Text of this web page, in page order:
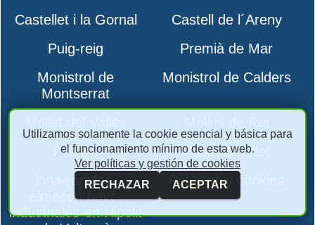
Castellet i la Gornal
Castell de l´Areny
Puig-reig
Premià de Mar
Monistrol de
Montserrat
Monistrol de Calders
Polinyà
Pobla de Lillet
lona-rapidas-
almacen-nave-
industriales-en Hipòlit
Políticas y cookies
Utilizamos solamente la cookie esencial y básica para
el funcionamiento mínimo de esta web.
Ver políticas y gestión de cookies
RECHAZAR
ACEPTAR